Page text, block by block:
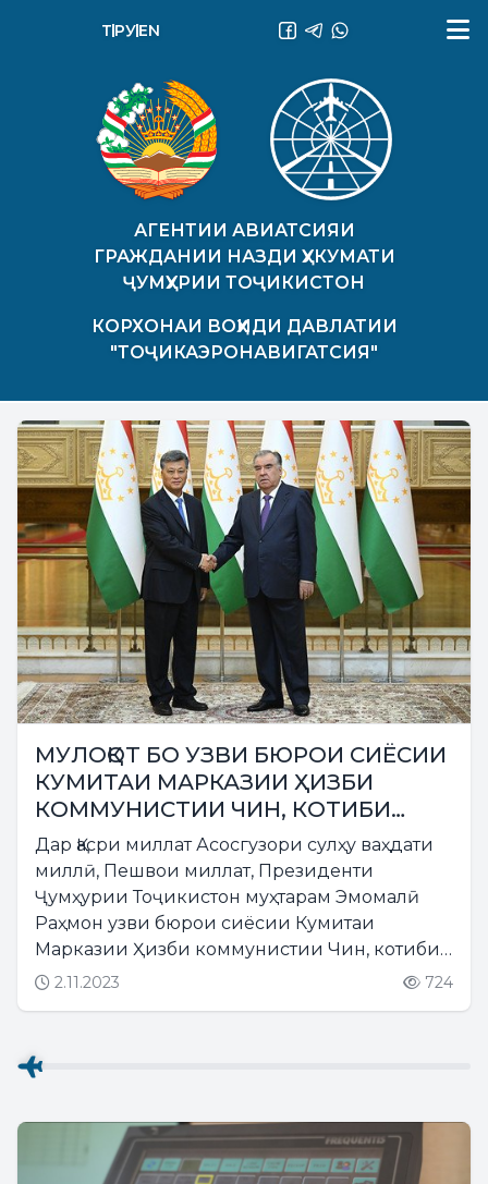
АГЕНТИИ АВИАТСИЯИ
ГРАЖДАНИИ НАЗДИ ҲУКУМАТИ
ҶУМҲУРИИ ТОҶИКИСТОН
КОРХОНАИ ВОҲИДИ ДАВЛАТИИ
"ТОҶИКАЭРОНАВИГАТСИЯ"
ТҶ РУEN
МУЛОҚОТ БО УЗВИ БЮРОИ СИЁСИИ
КУМИТАИ МАРКАЗИИ ҲИЗБИ
КОММУНИСТИИ ЧИН, КОТИБИ
ЯКУМИ КУМИТАИ ҲИЗБИИ НОҲИЯИ
МУХТОРИ СИНЗЯН-ӮЙҒУРИ
ҶУМҲУРИИ МАРДУМИИ ЧИН МА
СИНЖУЙ
Дар Қасри миллат Асосгузори сулҳу ваҳдати
миллӣ, Пешвои миллат, Президенти
Ҷумҳурии Тоҷикистон муҳтарам Эмомалӣ
Раҳмон узви бюрои сиёсии Кумитаи
Марказии Ҳизби коммунистии Чин, котиби
якуми кумитаи ҳизбии Ноҳияи Мухтори
2.11.2023 724